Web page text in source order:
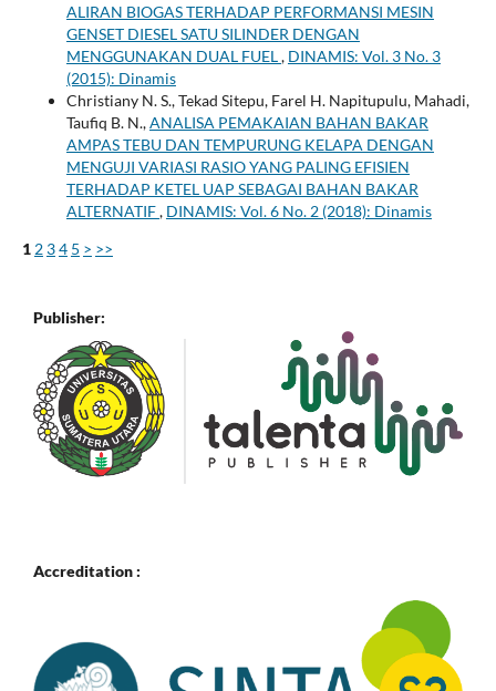
ALIRAN BIOGAS TERHADAP PERFORMANSI MESIN
GENSET DIESEL SATU SILINDER DENGAN
MENGGUNAKAN DUAL FUEL, DINAMIS: Vol. 3 No. 3
(2015): Dinamis
Christiany N. S., Tekad Sitepu, Farel H. Napitupulu, Mahadi,
Taufiq B. N.,ANALISA PEMAKAIAN BAHAN BAKAR
AMPAS TEBU DAN TEMPURUNG KELAPA DENGAN
MENGUJI VARIASI RASIO YANG PALING EFISIEN
TERHADAP KETEL UAP SEBAGAI BAHAN BAKAR
ALTERNATIF, DINAMIS: Vol. 6 No. 2 (2018): Dinamis
1 2 34 5 > >>
Publisher:
Accreditation :